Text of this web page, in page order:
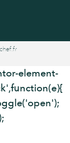
element-